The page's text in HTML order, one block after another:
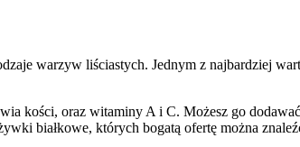
warzyw liściastych. Jednym z najbardziej
kości, oraz witaminy A i C. Możesz go
białkowe, których bogatą ofertę można